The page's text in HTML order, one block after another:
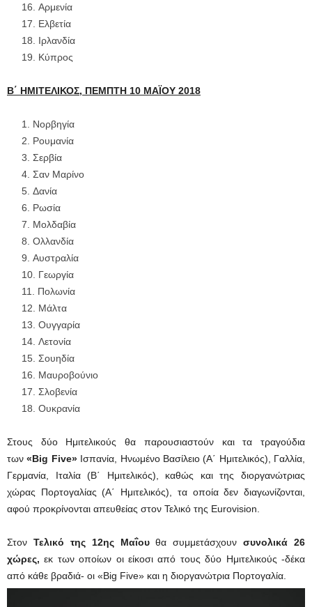
Αρμενία
Ελβετία
Ιρλανδία
Κύπρος
Β΄ ΗΜΙΤΕΛΙΚΟΣ, ΠΕΜΠΤΗ 10 ΜΑΪΟΥ 2018
Νορβηγία
Ρουμανία
Σερβία
Σαν Μαρίνο
Δανία
Ρωσία
Μολδαβία
Ολλανδία
Αυστραλία
Γεωργία
Πολωνία
Μάλτα
Ουγγαρία
Λετονία
Σουηδία
Μαυροβούνιο
Σλοβενία
Ουκρανία
Στους δύο Ημιτελικούς θα παρουσιαστούν και τα τραγούδια
των«Big Five»Ισπανία, Ηνωμένο Βασίλειο (A΄ Ημιτελικός), Γαλλία,
Γερμανία, Ιταλία (Β΄ Ημιτελικός), καθώς και της διοργανώτριας
χώρας Πορτογαλίας (Α΄ Ημιτελικός), τα οποία δεν διαγωνίζονται,
αφού προκρίνονται απευθείας στον Τελικό της Eurovision.
Στον Τελικό της 12ης Μαΐουθα συμμετάσχουνσυνολικά 26
χώρες, εκ των οποίων οι είκοσι από τους δύο Ημιτελικούς -δέκα
από κάθε βραδιά- οι «Big Five» και η διοργανώτρια Πορτογαλία.